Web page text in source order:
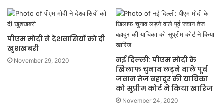
पीएम मोदी ने देशवासियों को दी
खुशखबरी
November 29, 2020
नई दिल्ली: पीएम मोदी के
खिलाफ चुनाव लड़ने वाले पूर्व
जवान तेज बहादुर की याचिका
को सुप्रीम कोर्ट ने किया खारिज
November 24, 2020